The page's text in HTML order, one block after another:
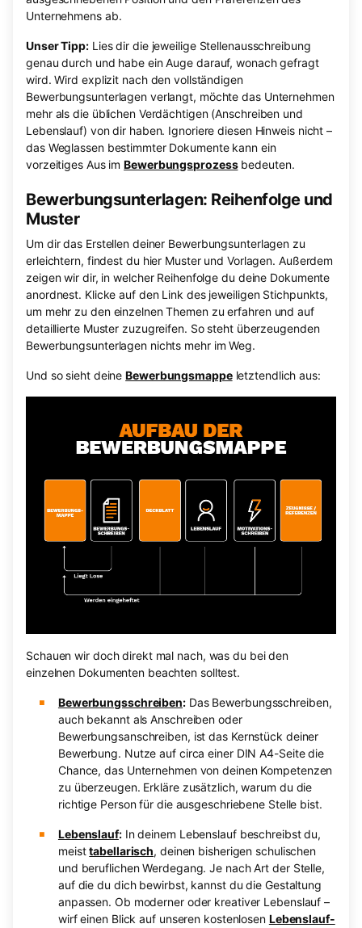
Unternehmens ab.
Unser Tipp:Lies dir die jeweilige Stellenausschreibung
genau durch und habe ein Auge darauf, wonach gefragt
wird. Wird explizit nach den vollständigen
Bewerbungsunterlagen verlangt, möchte das Unternehmen
mehr als die üblichen Verdächtigen (Anschreiben und
Lebenslauf) von dir haben. Ignoriere diesen Hinweis nicht –
das Weglassen bestimmter Dokumente kann ein
vorzeitiges Aus imBewerbungsprozessbedeuten.
Bewerbungsunterlagen: Reihenfolge und
Muster
Um dir das Erstellen deiner Bewerbungsunterlagen zu
erleichtern, findest du hier Muster und Vorlagen. Außerdem
zeigen wir dir, in welcher Reihenfolge du deine Dokumente
anordnest. Klicke auf den Link des jeweiligen Stichpunkts,
um mehr zu den einzelnen Themen zu erfahren und auf
detaillierte Muster zuzugreifen. So steht überzeugenden
Bewerbungsunterlagen nichts mehr im Weg.
Und so sieht deineBewerbungsmappeletztendlich aus:
Schauen wir doch direkt mal nach, was du bei den
einzelnen Dokumenten beachten solltest.
Bewerbungsschreiben:Das Bewerbungsschreiben,
auch bekannt als Anschreiben oder
Bewerbungsanschreiben, ist das Kernstück deiner
Bewerbung. Nutze auf circa einer DIN A4-Seite die
Chance, das Unternehmen von deinen Kompetenzen
zu überzeugen. Erkläre zusätzlich, warum du die
richtige Person für die ausgeschriebene Stelle bist.
Lebenslauf:In deinem Lebenslauf beschreibst du,
meisttabellarisch, deinen bisherigen schulischen
und beruflichen Werdegang. Je nach Art der Stelle,
auf die du dich bewirbst, kannst du die Gestaltung
anpassen. Ob moderner oder kreativer Lebenslauf –
wirf einen Blick auf unseren kostenlosen Lebenslauf-